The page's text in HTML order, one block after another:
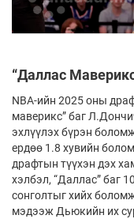
“Даллас
NBA-ийн 2025 оны
маверикс” баг
эхлүүлэх бүрэн
ердөө 1.8 хувийн
драфтын түүхэн дэх
хэлбэл, “Даллас” баг
сонголтыг хийх
мэдээж Дьюкийн их